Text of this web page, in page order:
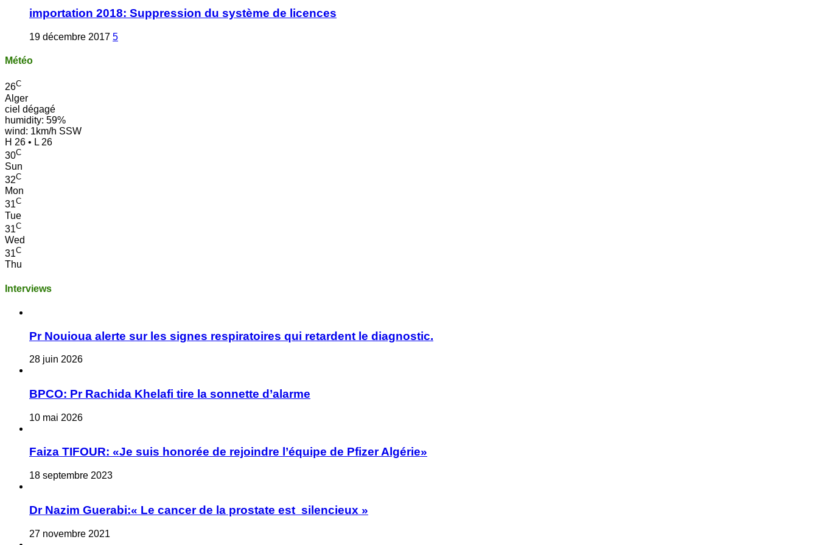
importation 2018: Suppression du système de licences
19 décembre 2017 5
Météo
26C
Alger
ciel dégagé
humidity: 59%
wind: 1km/h SSW
H 26 • L 26
30C
Sun
32C
Mon
31C
Tue
31C
Wed
31C
Thu
Interviews
Pr Nouioua alerte sur les signes respiratoires qui retardent le diagnostic.
28 juin 2026
BPCO: Pr Rachida Khelafi tire la sonnette d’alarme
10 mai 2026
Faiza TIFOUR: «Je suis honorée de rejoindre l’équipe de Pfizer Algérie»
18 septembre 2023
Dr Nazim Guerabi:« Le cancer de la prostate est silencieux »
27 novembre 2021